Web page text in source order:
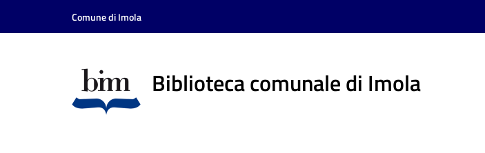
Vai al contenuto
Vai alla navigazione
Comune di Imola
Biblioteca comunale di Imola